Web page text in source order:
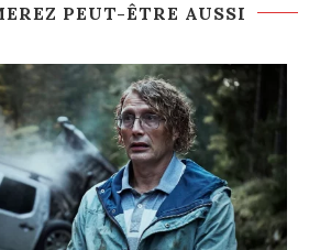
PEUT-ÊTRE AUSSI